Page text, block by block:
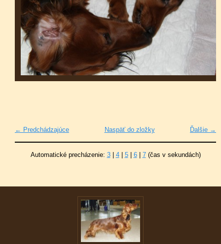
← Predchádzajúce Ďalšie →
Naspäť do zložky
Automatické precházenie: 3| 4| 5| 6| 7(čas v sekundách)